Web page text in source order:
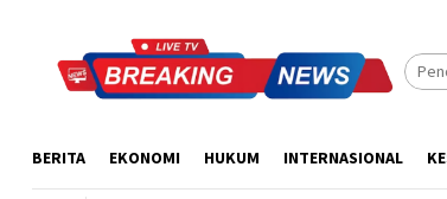
BERITA EKONOMI HUKUM INTERNASIONAL